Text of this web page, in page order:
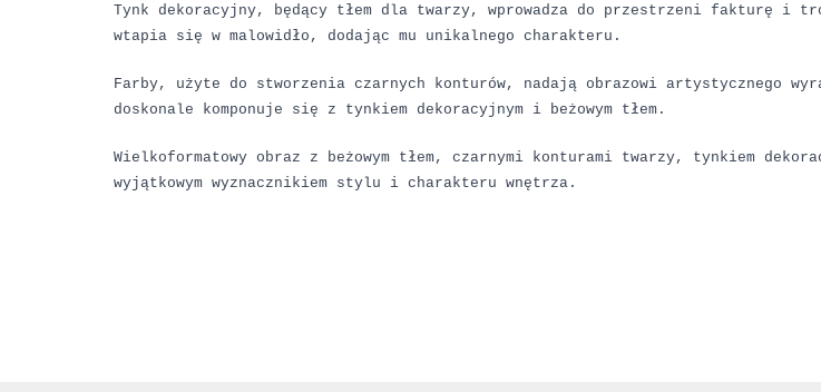
Tynk dekoracyjny, będący tłem dla twarzy, wprowadza do przestrzeni fakturę
wtapia się w malowidło, dodając mu unikalnego charakteru.
Farby, użyte do stworzenia czarnych konturów, nadają obrazowi
doskonale komponuje się z tynkiem dekoracyjnym i beżowym tłem.
Wielkoformatowy obraz z beżowym tłem, czarnymi konturami twarzy, tynkiem
wyjątkowym wyznacznikiem stylu i charakteru wnętrza.